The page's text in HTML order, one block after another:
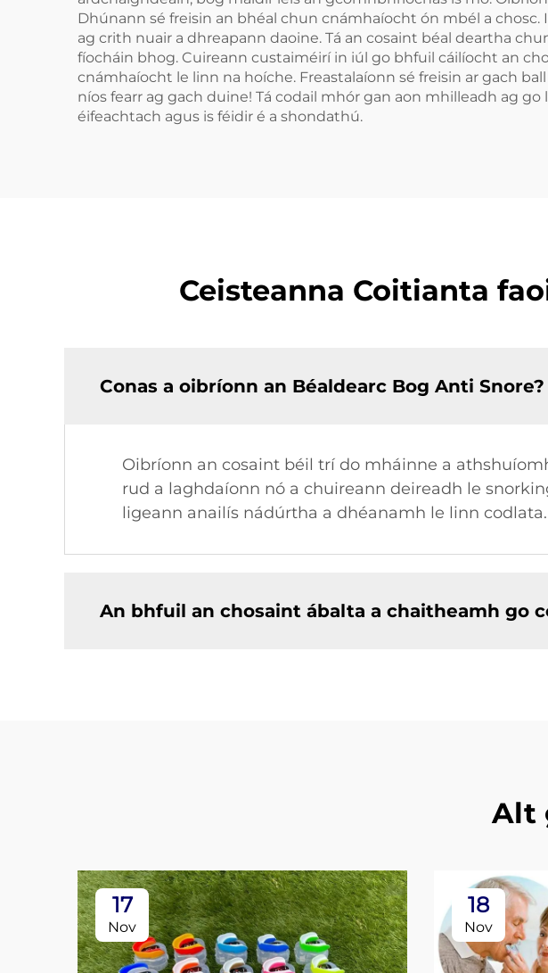
Dhúnann sé freisin an bhéal chun cnámhaíocht ón mbél a
ag crith nuair a dhreapann daoine. Tá an cosaint béal deartha
fíocháin bhog. Cuireann custaiméirí in iúl go bhfuil cáilíocht an
cnámhaíocht le linn na hoíche. Freastalaíonn sé freisin ar gach
níos fearr ag gach duine! Tá codail mhór gan aon mhilleadh ag
éifeachtach agus is féidir é a shondathú.
Ceisteanna Coitianta
Conas a oibríonn an Béaldearc Bog Anti Snore?
Oibríonn an cosaint béil trí do mháinne a
rud a laghdaíonn nó a chuireann deireadh le
ligeann anailís nádúrtha a dhéanamh le linn codlata.
An bhfuil an chosaint ábalta a chaitheamh go
Alt
17
Nov
18
Nov